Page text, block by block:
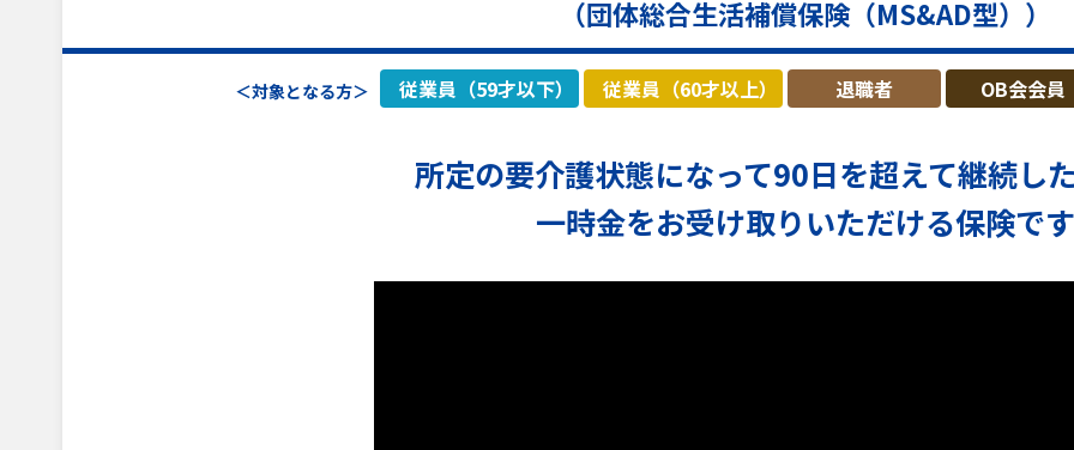
（団体総合生活補償保険（MS&AD型））
＜対象となる方＞ 従業員（59才以下） 従業員（60才以上） 退職者 OB会会員
所定の要介護状態になって90日を超えて継続し
一時金をお受け取りいただける保険です